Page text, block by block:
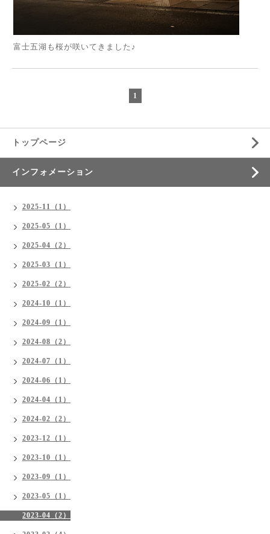
富士五湖も桜が咲いてきました♪
1
トップページ
インフォメーション
2025-11（1）
2025-05（1）
2025-04（2）
2025-03（1）
2025-02（2）
2024-10（1）
2024-09（1）
2024-08（2）
2024-07（1）
2024-06（1）
2024-04（1）
2024-02（2）
2023-12（1）
2023-10（1）
2023-09（1）
2023-05（1）
2023-04（2）